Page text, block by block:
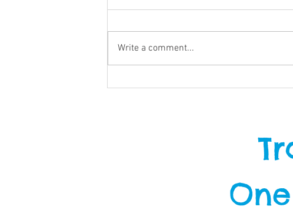
Write a comment...